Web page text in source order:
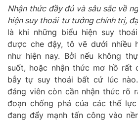
Nhận thức đầy đủ và sâu sắc về
hiện suy thoái tư tưởng chính trị,
là khi những biểu hiện suy
được che đậy, tô vẽ dưới nhiều
như hiện nay. Bởi nếu không
suốt, hoặc nhận thức mơ hồ rất
bẫy tự suy thoái bất cứ lúc
đảng viên còn cần nhận thức rõ
đoạn chống phá của các thế
đang đẩy mạnh tấn công vào